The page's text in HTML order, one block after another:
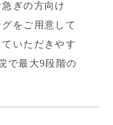
ぎの方向け
をご用意して
いただきやす
で最大9段階の